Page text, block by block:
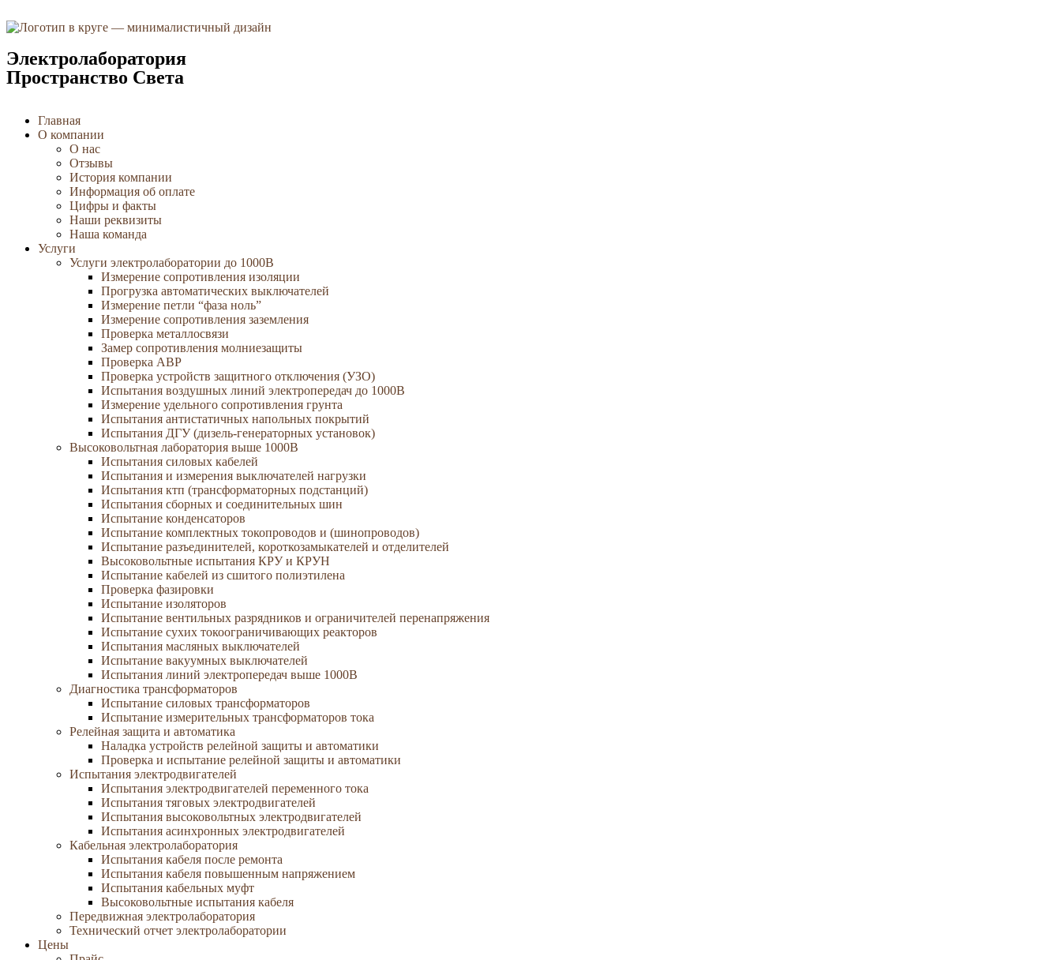
Электролаборатория
Пространство Света
Главная
О компании
О нас
Отзывы
История компании
Информация об оплате
Цифры и факты
Наши реквизиты
Наша команда
Услуги
Услуги электролаборатории до 1000В
Измерение сопротивления изоляции
Прогрузка автоматических выключателей
Измерение петли “фаза ноль”
Измерение сопротивления заземления
Проверка металлосвязи
Замер сопротивления молниезащиты
Проверка АВР
Проверка устройств защитного отключения (УЗО)
Испытания воздушных линий электропередач до 1000В
Измерение удельного сопротивления грунта
Испытания антистатичных напольных покрытий
Испытания ДГУ (дизель-генераторных установок)
Высоковольтная лаборатория выше 1000В
Испытания силовых кабелей
Испытания и измерения выключателей нагрузки
Испытания ктп (трансформаторных подстанций)
Испытания сборных и соединительных шин
Испытание конденсаторов
Испытание комплектных токопроводов и (шинопроводов)
Испытание разъединителей, короткозамыкателей и отделителей
Высоковольтные испытания КРУ и КРУН
Испытание кабелей из сшитого полиэтилена
Проверка фазировки
Испытание изоляторов
Испытание вентильных разрядников и ограничителей перенапряжения
Испытание сухих токоограничивающих реакторов
Испытания масляных выключателей
Испытание вакуумных выключателей
Испытания линий электропередач выше 1000В
Диагностика трансформаторов
Испытание силовых трансформаторов
Испытание измерительных трансформаторов тока
Релейная защита и автоматика
Наладка устройств релейной защиты и автоматики
Проверка и испытание релейной защиты и автоматики
Испытания электродвигателей
Испытания электродвигателей переменного тока
Испытания тяговых электродвигателей
Испытания высоковольтных электродвигателей
Испытания асинхронных электродвигателей
Кабельная электролаборатория
Испытания кабеля после ремонта
Испытания кабеля повышенным напряжением
Испытания кабельных муфт
Высоковольтные испытания кабеля
Передвижная электролаборатория
Технический отчет электролаборатории
Цены